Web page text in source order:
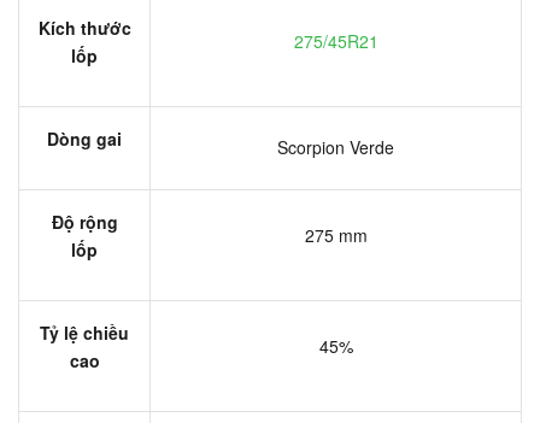
Kích thước
lốp
275/45R21
Dòng gai Scorpion Verde
Độ rộng
lốp
275 mm
Tỷ lệ chiều
cao
45%